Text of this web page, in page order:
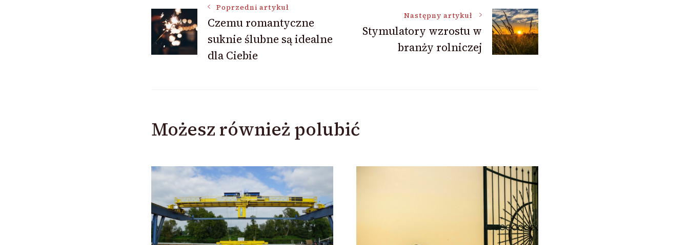
Nawigacja
wpisu
Poprzedni artykuł
Czemu romantyczne
suknie ślubne są idealne
dla Ciebie
Następny artykuł
Stymulatory wzrostu w
branży rolniczej
Możesz również polubić